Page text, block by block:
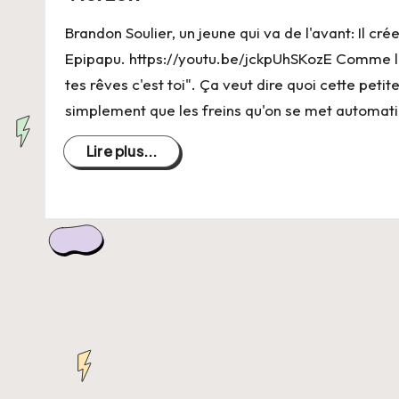
C
h
a
n
g
e
r
V
Brandon Soulier, un jeune qui va de l'avant: Il
Epipapu. https://youtu.be/jckpUhSKozE
tes rêves c'est toi". Ça veut dire quoi cette
simplement que les freins qu'on se met
Lire plus...